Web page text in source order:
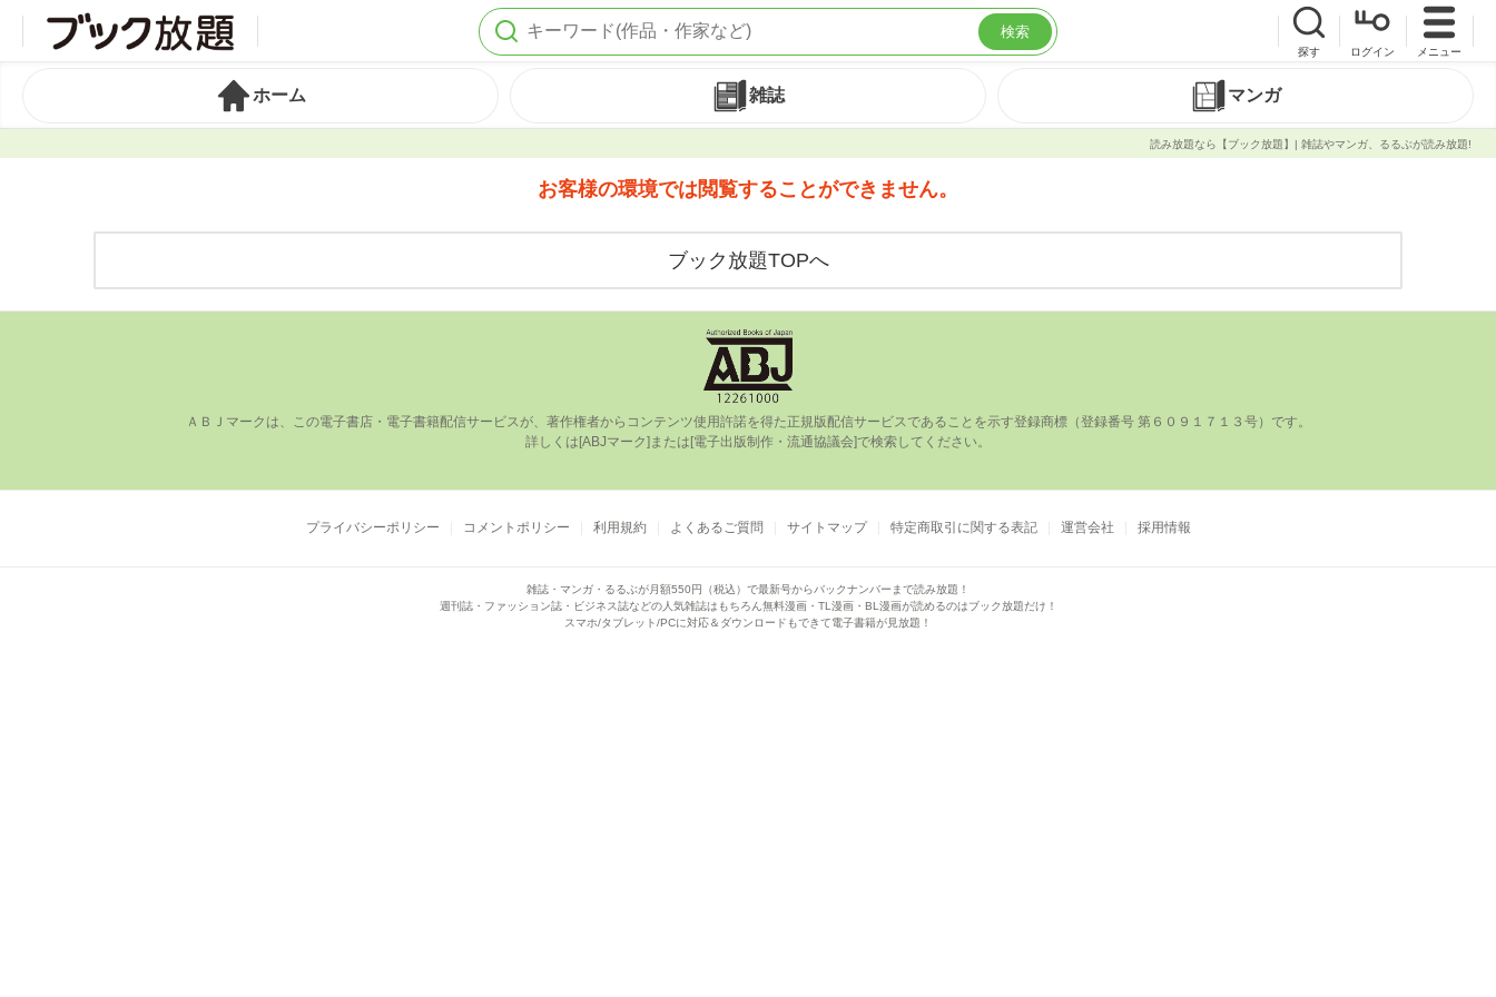
検索
探す ログイン メニュー
ホーム 雑誌 マンガ
読み放題なら【ブック放題】| 雑誌やマンガ、るるぶが読み放題!
お客様の環境では閲覧することができません。
ブック放題TOPへ
ＡＢＪマークは、この電⼦書店・電⼦書籍配信サービスが、著作権者からコンテンツ使⽤許諾を得た正規版配信サービスであることを⽰す登録商標（登録番号 第６０９１７１３号）です。
プライバシーポリシー コメントポリシー 利用規約 よくあるご質問 サイトマップ 特定商取引に関する表記 運営会社 採用情報
雑誌・マンガ・るるぶが月額550円（税込）で最新号からバックナンバーまで読み放題！
週刊誌・ファッション誌・ビジネス誌などの人気雑誌はもちろん 無料漫画・TL漫画・BL漫画が読めるのはブック放題だけ！
スマホ/タブレット/PCに対応＆ダウンロードもできて電子書籍が見放題！